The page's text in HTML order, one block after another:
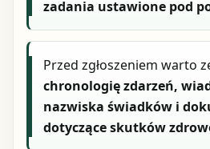
zadania ustawione pod
Przed zgłoszeniem warto
chronologię zdarzeń,
nazwiska świadków i
dotyczące skutków